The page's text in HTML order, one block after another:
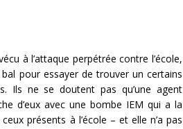
à l’attaque perpétrée contre l’école,
pour essayer de trouver un certains
Ils ne se doutent pas qu’une agent
d’eux avec une bombe IEM qui a la
présents à l’école – et elle n’a pas